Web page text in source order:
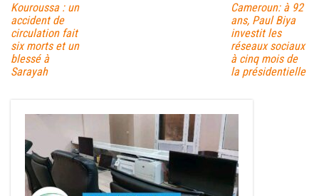
Kouroussa : un
accident de
circulation fait
six morts et un
blessé à
Sarayah
Cameroun: à 92
ans, Paul Biya
investit les
réseaux sociaux
à cinq mois de
la présidentielle